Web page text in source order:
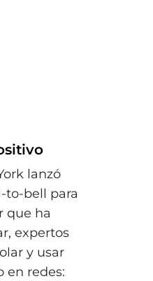
lanzó
to-bell para
que ha
expertos
y usar
en redes: